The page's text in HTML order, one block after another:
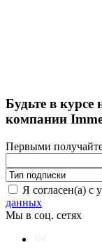
Будьте в курсе
компании
Первыми
Я согласен(а) с
данных
Мы в соц. сетях